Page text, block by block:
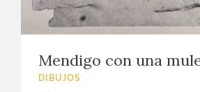
Mendigo con una
DIBUJOS